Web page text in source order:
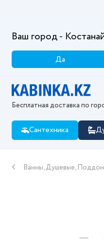
Ваш город -
Да
Бесплатная доставка по
Сантехника
Ванны, Душевые,